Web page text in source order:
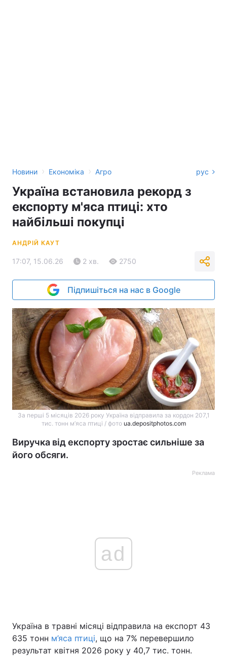
Новини › Економіка › Агро рус
Україна встановила рекорд з
експорту м'яса птиці: хто
найбільші покупці
АНДРІЙ КАУТ
17:07, 15.06.26 2 хв. 2750
Підпишіться на нас в Google
За перші 5 місяців 2026 року Україна відправила за кордон 207,1
тис. тонн м’яса птиці / фото ua.depositphotos.com
Виручка від експорту зростає сильніше за
його обсяги.
Реклама
ad
Україна в травні місяці відправила на експорт 43
635 тонн м’яса птиці, що на 7% перевершило
результат квітня 2026 року у 40,7 тис. тонн.